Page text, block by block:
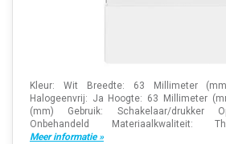
Kleur: Wit Breedte: 63 Millimeter
Halogeenvrij: Ja Hoogte: 63 Millimeter
(mm) Gebruik: Schakelaar/drukker
Onbehandeld Materiaalkwaliteit:
Meer informatie »